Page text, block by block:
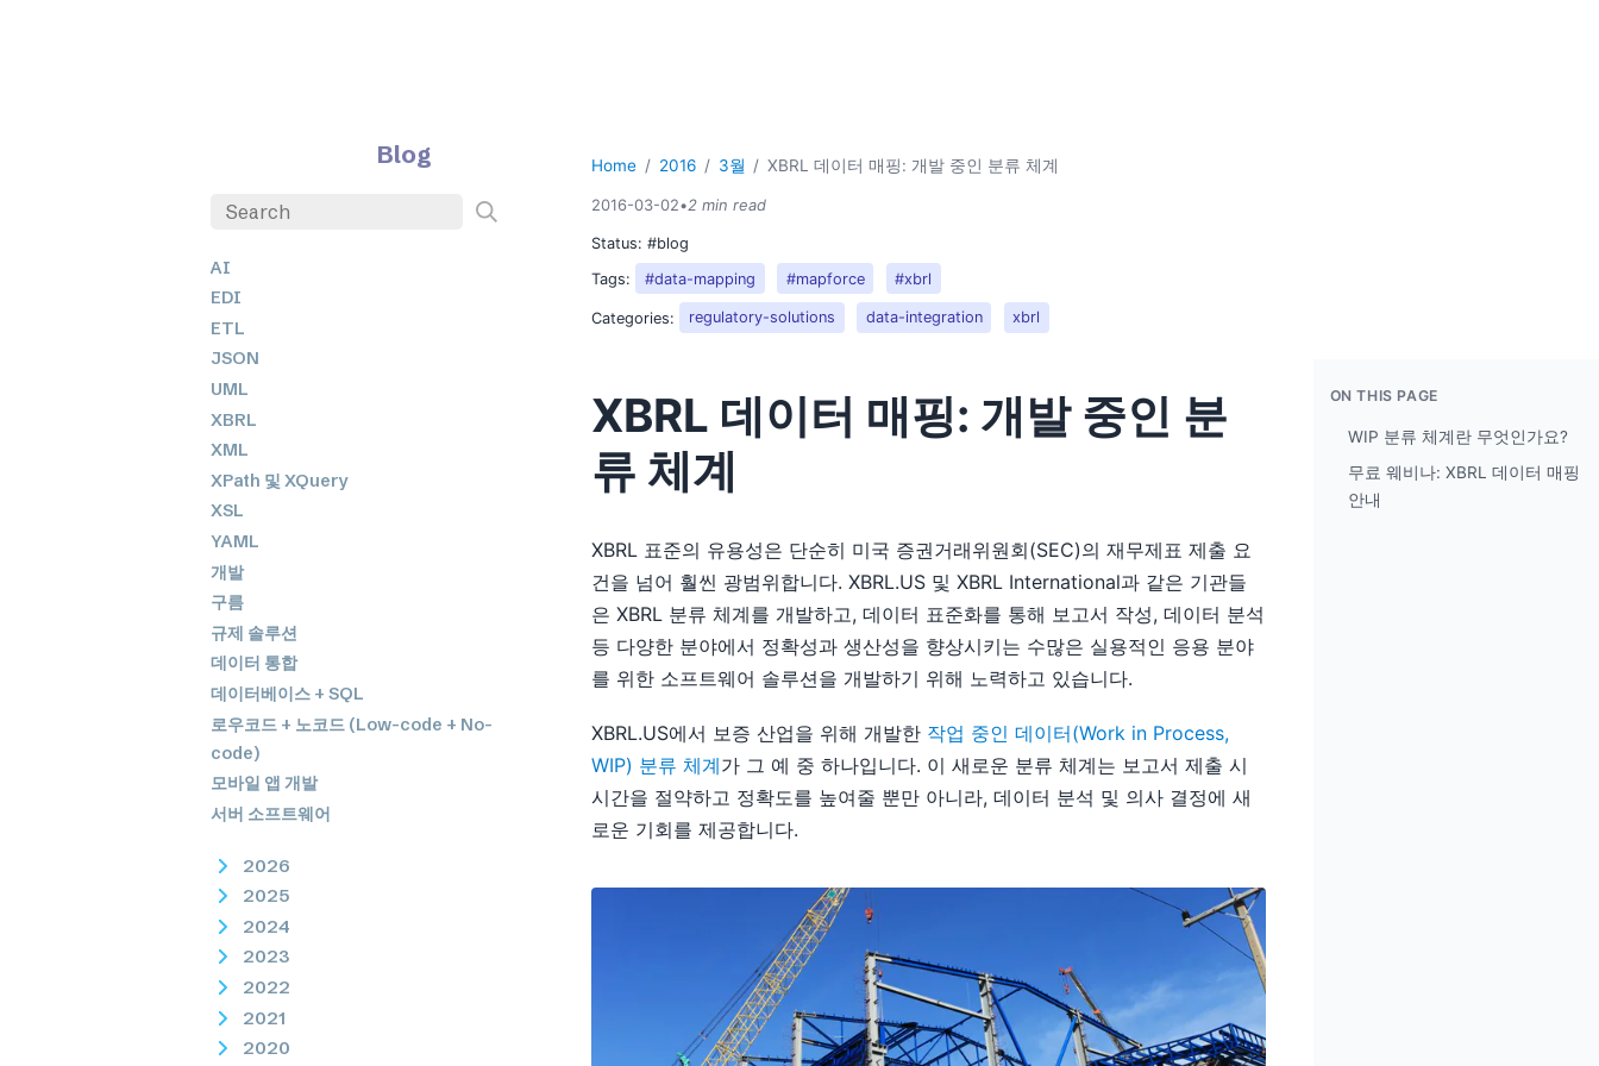
Blog
AI
EDI
ETL
JSON
UML
XBRL
XML
XPath 및 XQuery
XSL
YAML
개발
구름
규제 솔루션
데이터 통합
데이터베이스 + SQL
로우코드 + 노코드 (Low-code + No-
code)
모바일 앱 개발
서버 소프트웨어
2026
2025
2024
2023
2022
2021
2020
Home 2016 3월 XBRL 데이터 매핑: 개발 중인 분류 체계
2016-03-02•2 min read
Status:#blog
Tags:
#data-mapping #mapforce #xbrl
Categories: regulatory-solutions data-integration xbrl
XBRL 데이터 매핑: 개발 중인 분
류 체계
XBRL 표준의 유용성은 단순히 미국 증권거래위원회(SEC)의 재무제표 제출 요
건을 넘어 훨씬 광범위합니다. XBRL.US 및 XBRL International과 같은 기관들
은 XBRL 분류 체계를 개발하고, 데이터 표준화를 통해 보고서 작성, 데이터 분석
등 다양한 분야에서 정확성과 생산성을 향상시키는 수많은 실용적인 응용 분야
를 위한 소프트웨어 솔루션을 개발하기 위해 노력하고 있습니다.
XBRL.US에서 보증 산업을 위해 개발한 작업 중인 데이터(Work in Process,
WIP) 분류 체계가 그 예 중 하나입니다. 이 새로운 분류 체계는 보고서 제출 시
시간을 절약하고 정확도를 높여줄 뿐만 아니라, 데이터 분석 및 의사 결정에 새
로운 기회를 제공합니다.
ON THIS PAGE
WIP 분류 체계란 무엇인가요?
무료 웨비나: XBRL 데이터 매핑
안내